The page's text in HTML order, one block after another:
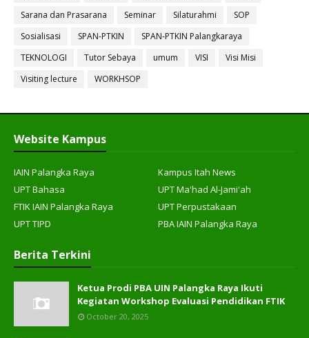
Sarana dan Prasarana
Seminar Silaturahmi
SOP
Sosialisasi
SPAN-PTKIN
SPAN-PTKIN Palangkaraya
TEKNOLOGI
Tutor Sebaya umum VISI
Visi Misi
Visiting lecture
WORKHSOP
Website Kampus
IAIN Palangka Raya
Kampus Itah News
UPT Bahasa
UPT Ma'had Al-Jami'ah
FTIK IAIN Palangka Raya
UPT Perpustakaan
UPT TIPD
PBA IAIN Palangka Raya
Berita Terkini
Ketua Prodi PBA UIN Palangka Raya Ikuti
Kegiatan Workshop Evaluasi Pendidikan FTIK
October 20, 2025